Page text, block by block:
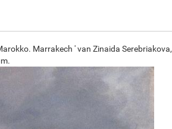
F2833-204
€103.16
Marrakech ' van Zinaida Serebriakova,